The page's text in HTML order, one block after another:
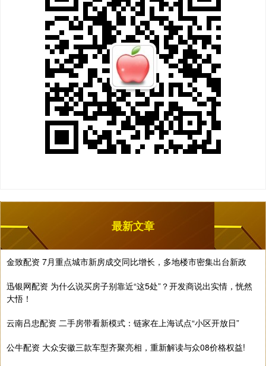
最新文章
金致配资 7月重点城市新房成交同比增长，多地楼市密集出台新政
迅银网配资 为什么说买房子别靠近“这5处”？开发商说出实情，恍然
大悟！
云南吕忠配资 二手房带看新模式：链家在上海试点“小区开放日”
公牛配资 大众安徽三款车型齐聚亮相，重新解读与众08价格权益!